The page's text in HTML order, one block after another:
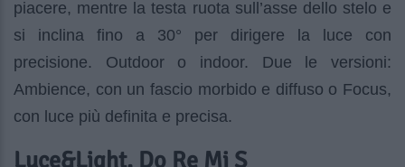
piacere, mentre la testa ruota sull’asse dello stelo e
si inclina fino a 30° per dirigere la luce con
precisione. Outdoor o indoor. Due le versioni:
Ambience, con un fascio morbido e diffuso o Focus,
con luce più definita e precisa.
Luce&Light, Do Re Mi S